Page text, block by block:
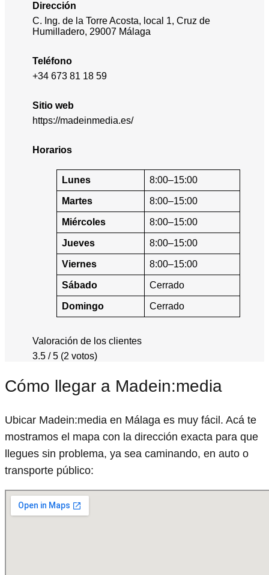
Dirección
C. Ing. de la Torre Acosta, local 1, Cruz de
Humilladero, 29007 Málaga
Teléfono
+34 673 81 18 59
Sitio web
https://madeinmedia.es/
Horarios
Lunes 8:00–15:00
Martes 8:00–15:00
Miércoles 8:00–15:00
Jueves 8:00–15:00
Viernes 8:00–15:00
Sábado Cerrado
Domingo Cerrado
Valoración de los clientes
3.5 / 5 (2 votos)
Cómo llegar a Madein:media
Ubicar Madein:media en Málaga es muy fácil. Acá te
mostramos el mapa con la dirección exacta para que
llegues sin problema, ya sea caminando, en auto o
transporte público: